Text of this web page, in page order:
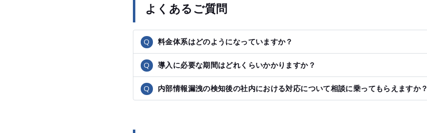
よくあるご質問
料金体系はどのようになっていますか？
導入に必要な期間はどれくらいかかりますか？
内部情報漏洩の検知後の社内における対応について相談に乗ってもらえますか？